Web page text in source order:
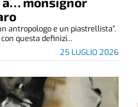
25 LUGLIO 2026
antropologo e un piastrellista”.
questa definizi...